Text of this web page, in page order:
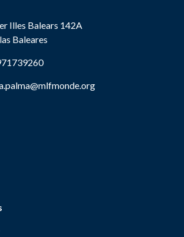
Illes Balears 142A
Baleares